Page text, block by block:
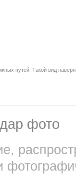
путей. Такой вид
фото